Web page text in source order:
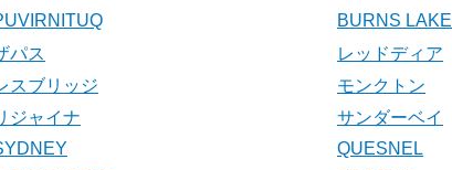
BURNS LAKE
パス
レッドディア
スブリッジ
モンクトン
ジャイナ
サンダーベイ
QUESNEL